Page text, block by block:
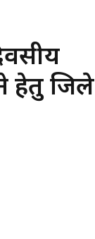
हेतु जिले